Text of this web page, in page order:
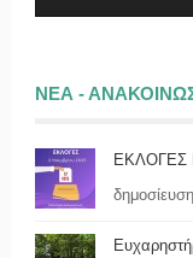
ΝΕΑ -
ΕΚΛΟΓΕΣ